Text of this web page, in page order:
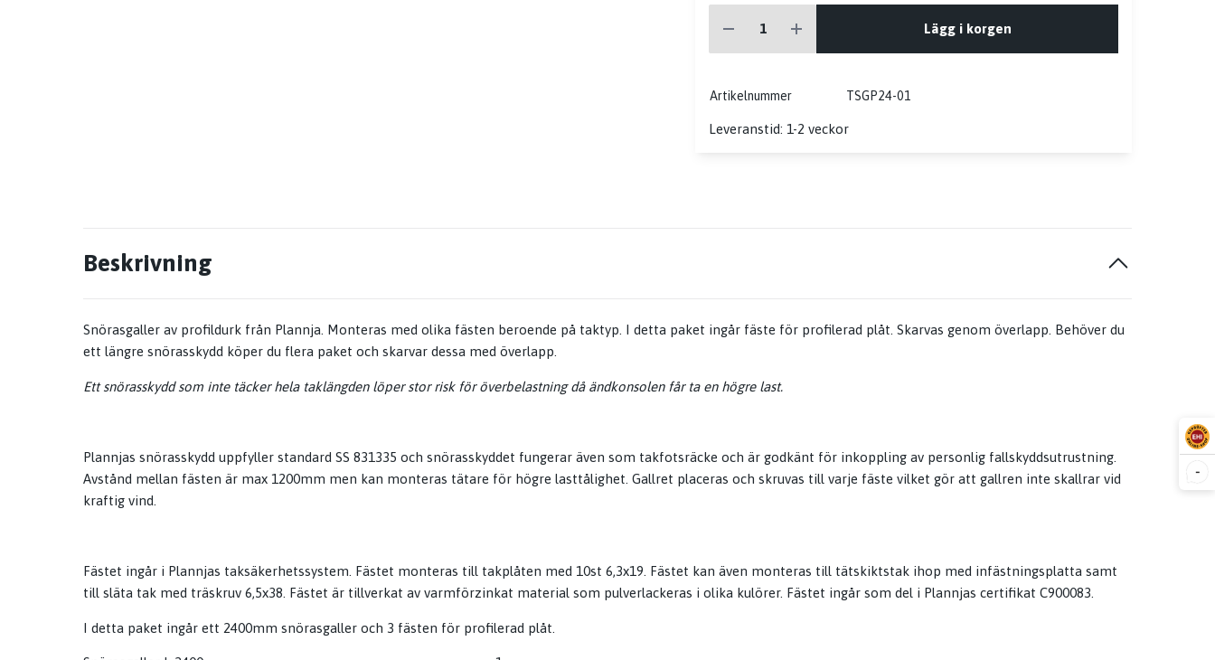
-
Lägg i korgen
Artikelnummer TSGP24-01
Leveranstid: 1-2 veckor
Beskrivning
Snörasgaller av profildurk från Plannja . Monteras med olika fästen beroende på taktyp. I detta paket ingår fäste för profilerad plåt. Skarvas genom överlapp. Behöver du
ett längre snörasskydd köper du flera paket och skarvar dessa med överlapp.
Ett snörasskydd som inte täcker hela taklängden löper stor risk för överbelastning då ändkonsolen får ta en högre last.
Plannjas snörasskydd uppfyller standard SS 831335 och snörasskyddet fungerar även som takfotsräcke och är godkänt för inkoppling av personlig fallskyddsutrustning.
Avstånd mellan fästen är max 1200mm men kan monteras tätare för högre lasttålighet. Gallret placeras och skruvas till varje fäste vilket gör att gallren inte skallrar vid
kraftig vind.
Fästet ingår i Plannjas taksäkerhetssystem. Fästet monteras till takplåten med 10st 6,3x19. Fästet kan även monteras till tätskiktstak ihop med infästningsplatta samt
till släta tak med träskruv 6,5x38. Fästet är tillverkat av varmförzinkat material som pulverlackeras i olika kulörer. Fästet ingår som del i Plannjas certifikat C900083.
I detta paket ingår ett 2400mm snörasgaller och 3 fästen för profilerad plåt.